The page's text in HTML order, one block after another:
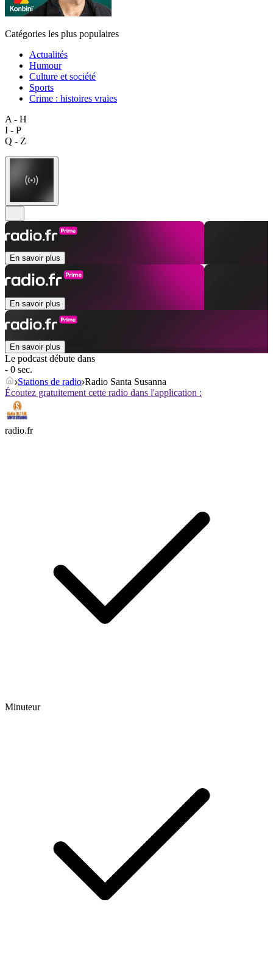
Catégories les plus populaires
Actualités
Humour
Culture et société
Sports
Crime : histoires vraies
A - H
I - P
Q - Z
En savoir plus
En savoir plus
En savoir plus
Le podcast débute dans
- 0 sec.
Stations de radio Radio Santa Susanna
Écoutez gratuitement cette radio dans l'application :
radio.fr
Minuteur